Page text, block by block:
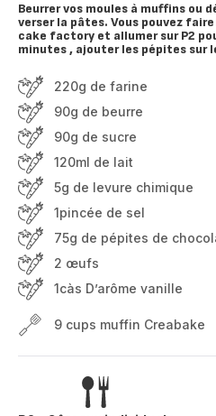
Beurrer vos moules à muffins ou
verser la pâtes. Vous pouvez
cake factory et allumer sur P2
minutes , ajouter les pépites sur
220g de farine
90g de beurre
90g de sucre
120ml de lait
5g de levure chimique
1pincée de sel
75g de pépites de
2 œufs
1càs D’arôme vanille
9 cups muffin Creabake